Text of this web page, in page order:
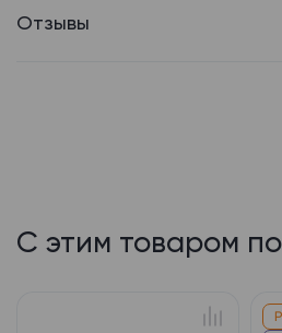
Отзывы
С этим товаром